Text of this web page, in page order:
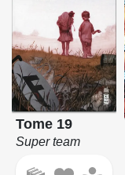
Tome 19
Super team